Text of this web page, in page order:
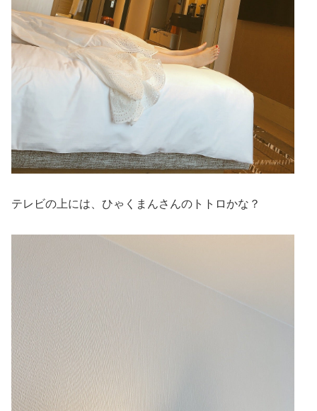
テレビの上には、ひゃくまんさんのトトロかな？